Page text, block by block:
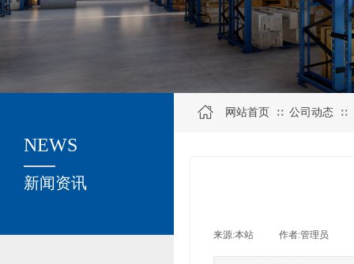
关于我们
新闻资讯
NEWS
网站首页 ∷ 公司动态 ∷
来源:本站 作者:管理员